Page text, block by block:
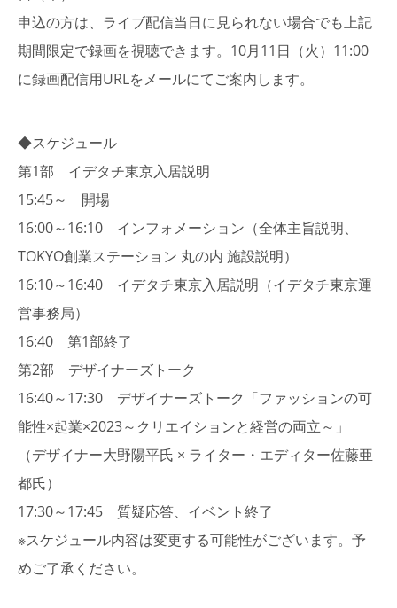
申込の方は、ライブ配信当日に見られない場合でも上記
期間限定で録画を視聴できます。 10月11日（火）11:00
に録画配信用URLをメールにてご案内します。
◆スケジュール
第1部 イデタチ東京入居説明
15:45～ 開場
16:00～16:10 インフォメーション（全体主旨説明、
TOKYO創業ステーション 丸の内 施設説明）
16:10～16:40 イデタチ東京入居説明（イデタチ東京運
営事務局）
16:40 第1部終了
第2部 デザイナーズトーク
16:40～17:30 デザイナーズトーク「ファッションの可
能性×起業×2023～クリエイションと経営の両立～」
（デザイナー大野陽平氏 × ライター・エディター佐藤亜
都氏）
17:30～17:45 質疑応答、イベント終了
※スケジュール内容は変更する可能性がございます。予
めご了承ください。